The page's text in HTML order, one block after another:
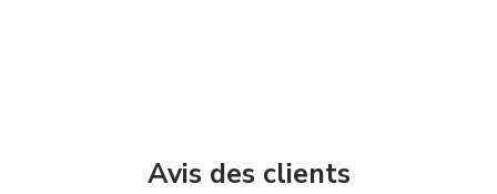
Avis des clients